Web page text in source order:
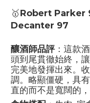
🥇Robert Parker
Decanter 97
釀酒師品評：這款
頭到尾貫徹始終，
完美地發揮出來。
調。略顯僵硬，具
直的而不是寬闊的，